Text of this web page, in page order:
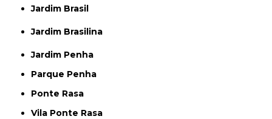
Jardim Brasil
Jardim Brasilina
Jardim Penha
Parque Penha
Ponte Rasa
Vila Ponte Rasa